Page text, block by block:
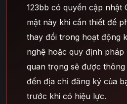
123bb có quyền cập nhật
mật này khi cần thiết để
thay đổi trong hoạt động
nghệ hoặc quy định pháp
quan trọng sẽ được thông
đến địa chỉ đăng ký của
trước khi có hiệu lực.